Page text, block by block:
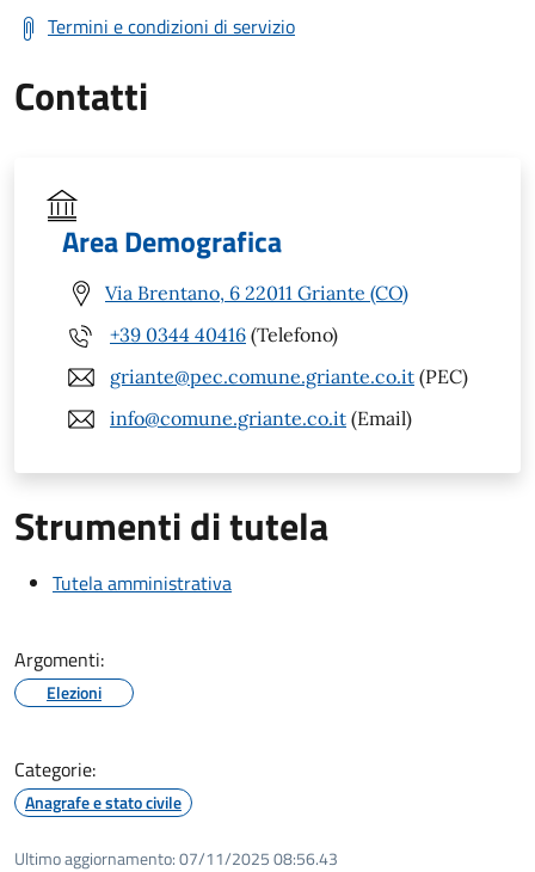
Termini e condizioni di servizio
Contatti
Area Demografica
Via Brentano, 6 22011 Griante (CO)
+39 0344 40416 (Telefono)
griante@pec.comune.griante.co.it (PEC)
info@comune.griante.co.it (Email)
Strumenti di tutela
Tutela amministrativa
Argomenti:
Elezioni
Categorie:
Anagrafe e stato civile
Ultimo aggiornamento:07/11/2025 08:56.43